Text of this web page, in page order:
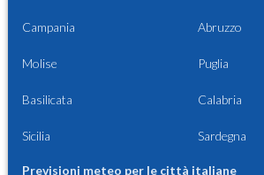
Campania Abruzzo
Molise Puglia
Basilicata Calabria
Sicilia Sardegna
Previsioni meteo per le città italiane